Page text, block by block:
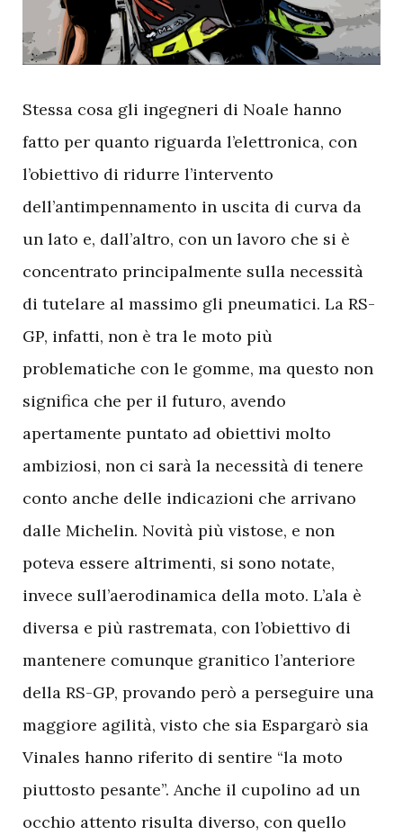
Stessa cosa gli ingegneri di Noale hanno
fatto per quanto riguarda l’elettronica, con
l’obiettivo di ridurre l’intervento
dell’antimpennamento in uscita di curva da
un lato e, dall’altro, con un lavoro che si è
concentrato principalmente sulla necessità
di tutelare al massimo gli pneumatici. La RS-
GP, infatti, non è tra le moto più
problematiche con le gomme, ma questo non
significa che per il futuro, avendo
apertamente puntato ad obiettivi molto
ambiziosi, non ci sarà la necessità di tenere
conto anche delle indicazioni che arrivano
dalle Michelin. Novità più vistose, e non
poteva essere altrimenti, si sono notate,
invece sull’aerodinamica della moto. L’ala è
diversa e più rastremata, con l’obiettivo di
mantenere comunque granitico l’anteriore
della RS-GP, provando però a perseguire una
maggiore agilità, visto che sia Espargarò sia
Vinales hanno riferito di sentire “la moto
piuttosto pesante”. Anche il cupolino ad un
occhio attento risulta diverso, con quello